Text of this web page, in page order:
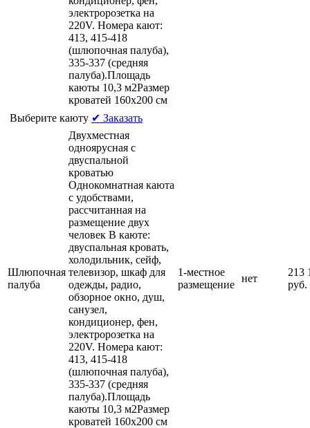
электророзетка на
220V. Номера кают:
413, 415-418
(шлюпочная палуба),
335-337 (средняя
палуба).Площадь
каюты 10,3 м2Размер
кроватей 160х200 см
Выберите каюту ✔ Заказать
Шлюпочная
палуба
Двухместная
одноярусная с
двуспальной
кроватью
Однокомнатная каюта
с удобствами,
рассчитанная на
размещение двух
человек В каюте:
двуспальная кровать,
холодильник, сейф,
телевизор, шкаф для
одежды, радио,
обзорное окно, душ,
санузел,
кондиционер, фен,
электророзетка на
220V. Номера кают:
413, 415-418
(шлюпочная палуба),
335-337 (средняя
палуба).Площадь
каюты 10,3 м2Размер
кроватей 160х200 см
1-местное
размещение
нет
213
руб.